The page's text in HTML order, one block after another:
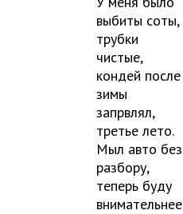
выбиты соты,
трубки
чистые,
кондей после
зимы
запрвлял,
третье лето.
Мыл авто без
разбору,
теперь буду
внимательнее